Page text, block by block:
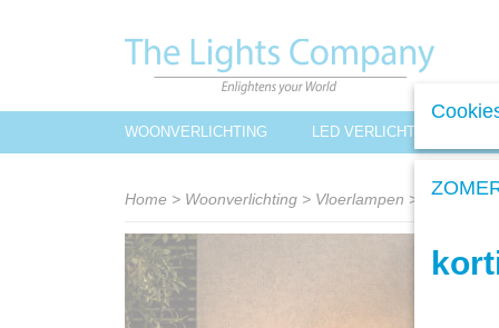
WOONVERLICHTING LED VERLICHTING
Home > Woonverlichting > Vloerlampen >